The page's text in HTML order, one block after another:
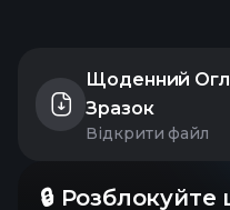
Щоденний
Зразок
Відкрити файл
🔒 Розблокуйте